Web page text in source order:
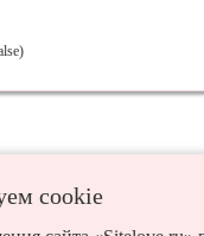
сookie